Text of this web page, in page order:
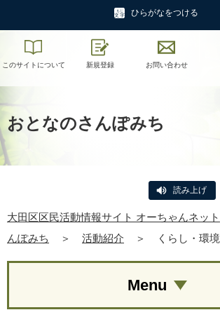
ひらがなをつける
このサイトについて 新規登録 お問い合わせ
おとなのさんぽみち
読み上げ
大田区区民活動情報サイト オーちゃんネット
んぽみち
＞ 活動紹介 ＞ くらし・環境
Menu